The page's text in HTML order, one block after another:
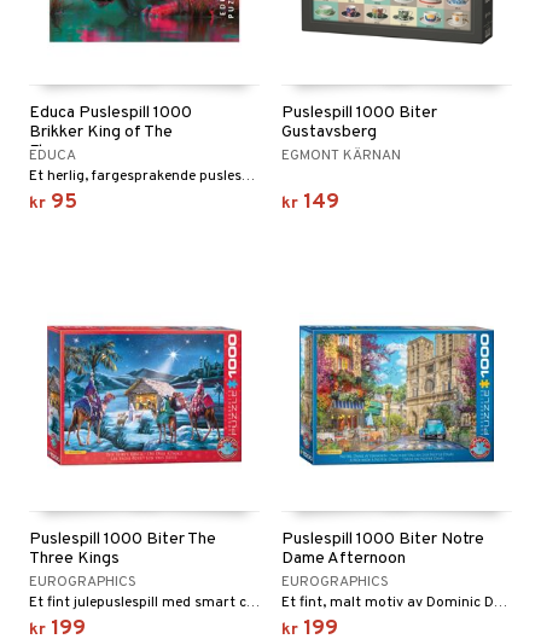
Educa Puslespill 1000
Brikker King of The
Flowers
EDUCA
Et herlig, fargesprakende puslespill.
kr 95
Puslespill 1000 Biter
Gustavsberg
EGMONT KÄRNAN
kr 149
Puslespill 1000 Biter The
Three Kings
EUROGRAPHICS
Et fint julepuslespill med smart cut-biter.
kr 199
Puslespill 1000 Biter Notre
Dame Afternoon
EUROGRAPHICS
Et fint, malt motiv av Dominic Davison.
kr 199